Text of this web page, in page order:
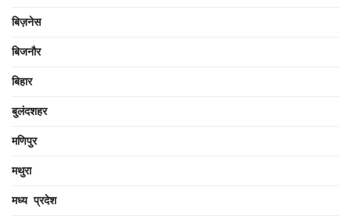
बिज़नेस
बिजनौर
बिहार
बुलंदशहर
मणिपुर
मथुरा
मध्य प्रदेश